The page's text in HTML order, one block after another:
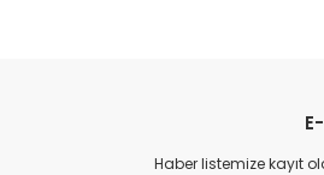
Ürün resmi kalitesiz, bozuk veya
Ürün açıklamasında eksik bilgiler
Haber listemize kayıt